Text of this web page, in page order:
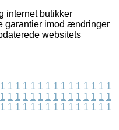
internet butikker
garantier imod ændringer
websitets
1 1 1 1 1 1 1 1 1 1 1 1 1 1 1
1 1 1 1 1 1 1 1 1 1 1 1 1 1 1
1 1 1 1 1 1 1 1 1 1 1 1 1 1 1